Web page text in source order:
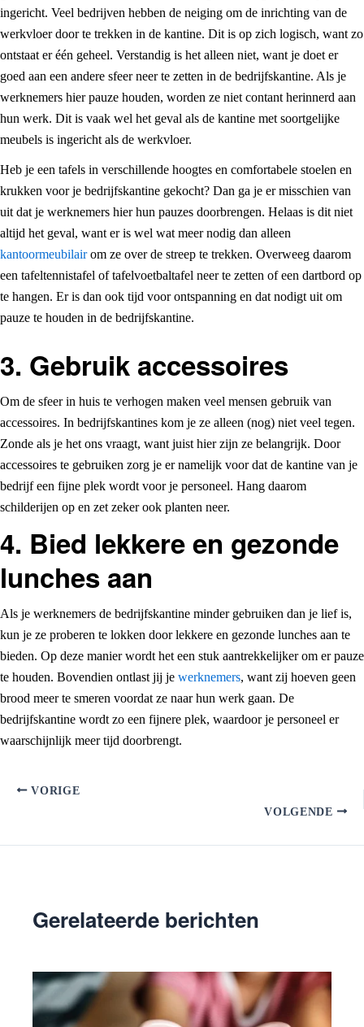
ingericht. Veel bedrijven hebben de neiging om de inrichting van de
werkvloer door te trekken in de kantine. Dit is op zich logisch, want zo
ontstaat er één geheel. Verstandig is het alleen niet, want je doet er
goed aan een andere sfeer neer te zetten in de bedrijfskantine. Als je
werknemers hier pauze houden, worden ze niet contant herinnerd aan
hun werk. Dit is vaak wel het geval als de kantine met soortgelijke
meubels is ingericht als de werkvloer.
Heb je een tafels in verschillende hoogtes en comfortabele stoelen en
krukken voor je bedrijfskantine gekocht? Dan ga je er misschien van
uit dat je werknemers hier hun pauzes doorbrengen. Helaas is dit niet
altijd het geval, want er is wel wat meer nodig dan alleen
kantoormeubilairom ze over de streep te trekken. Overweeg daarom
een tafeltennistafel of tafelvoetbaltafel neer te zetten of een dartbord op
te hangen. Er is dan ook tijd voor ontspanning en dat nodigt uit om
pauze te houden in de bedrijfskantine.
3. Gebruik accessoires
Om de sfeer in huis te verhogen maken veel mensen gebruik van
accessoires. In bedrijfskantines kom je ze alleen (nog) niet veel tegen.
Zonde als je het ons vraagt, want juist hier zijn ze belangrijk. Door
accessoires te gebruiken zorg je er namelijk voor dat de kantine van je
bedrijf een fijne plek wordt voor je personeel. Hang daarom
schilderijen op en zet zeker ook planten neer.
4. Bied lekkere en gezonde
lunches aan
Als je werknemers de bedrijfskantine minder gebruiken dan je lief is,
kun je ze proberen te lokken door lekkere en gezonde lunches aan te
bieden. Op deze manier wordt het een stuk aantrekkelijker om er pauze
te houden. Bovendien ontlast jij je werknemers, want zij hoeven geen
brood meer te smeren voordat ze naar hun werk gaan. De
bedrijfskantine wordt zo een fijnere plek, waardoor je personeel er
waarschijnlijk meer tijd doorbrengt.
VORIGE
VOLGENDE
Gerelateerde berichten